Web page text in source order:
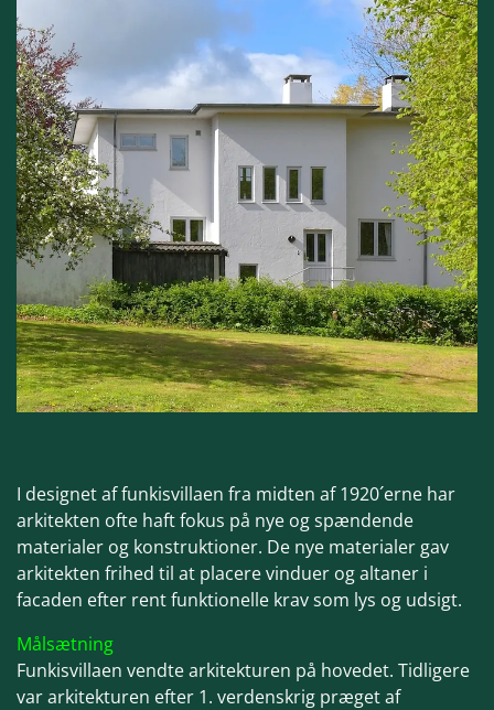
I designet af funkisvillaen fra midten af 1920´erne har
arkitekten ofte haft fokus på nye og spændende
materialer og konstruktioner. De nye materialer gav
arkitekten frihed til at placere vinduer og altaner i
facaden efter rent funktionelle krav som lys og udsigt.
Målsætning
Funkisvillaen vendte arkitekturen på hovedet. Tidligere
var arkitekturen efter 1. verdenskrig præget af